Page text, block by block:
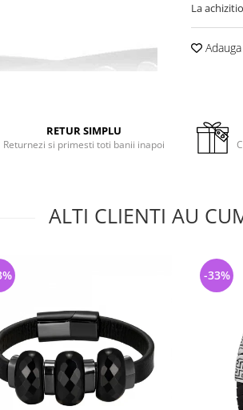
La
RETUR SIMPLU
Returnezi si primesti toti banii inapoi
ALTI CLIENTI AU
-33%